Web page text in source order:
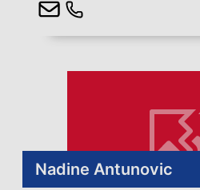
Nadine Antunovic